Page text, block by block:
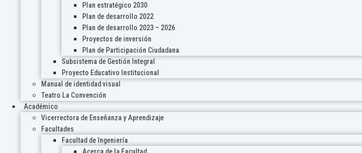
Plan estratégico 2030
Plan de desarrollo 2022
Plan de desarrollo 2023 – 2026
Proyectos de inversión
Plan de Participación Ciudadana
Subsistema de Gestión Integral
Proyecto Educativo Institucional
Manual de identidad visual
Teatro La Convención
Académico
Vicerrectora de Enseñanza y Aprendizaje
Facultades
Facultad de Ingeniería
Acerca de la Facultad